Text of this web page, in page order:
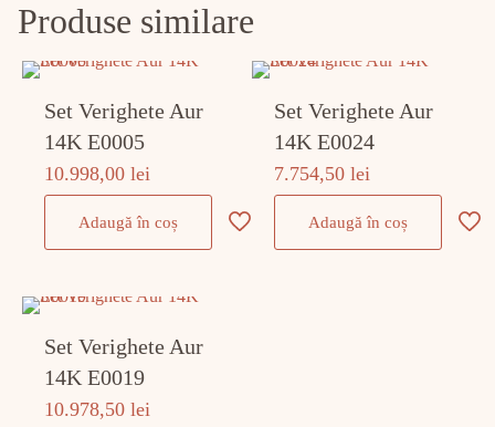
Produse similare
Set Verighete Aur
14K E0005
10.998,00lei
Adaugă în coș
Set Verighete Aur
14K E0024
7.754,50lei
Adaugă în coș
Set Verighete Aur
14K E0019
10.978,50lei